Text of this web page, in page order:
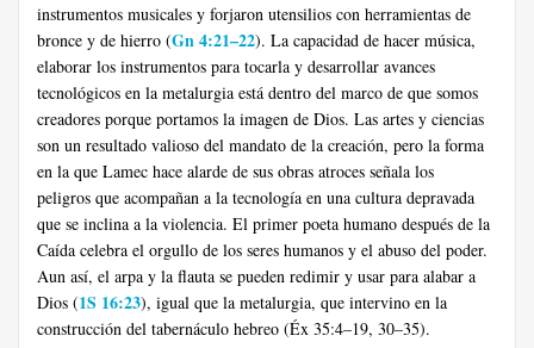
instrumentos musicales y forjaron utensilios con herramientas de
bronce y de hierro (Gn 4:21–22). La capacidad de hacer música,
elaborar los instrumentos para tocarla y desarrollar avances
tecnológicos en la metalurgia está dentro del marco de que somos
creadores porque portamos la imagen de Dios. Las artes y ciencias
son un resultado valioso del mandato de la creación, pero la forma
en la que Lamec hace alarde de sus obras atroces señala los
peligros que acompañan a la tecnología en una cultura depravada
que se inclina a la violencia. El primer poeta humano después de la
Caída celebra el orgullo de los seres humanos y el abuso del poder.
Aun así, el arpa y la flauta se pueden redimir y usar para alabar a
Dios (1S 16:23), igual que la metalurgia, que intervino en la
construcción del tabernáculo hebreo (Éx 35:4–19, 30–35).